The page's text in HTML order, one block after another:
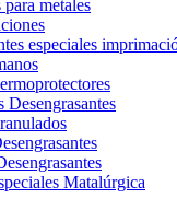
metales
especiales
Desengrasantes
Matalúrgica